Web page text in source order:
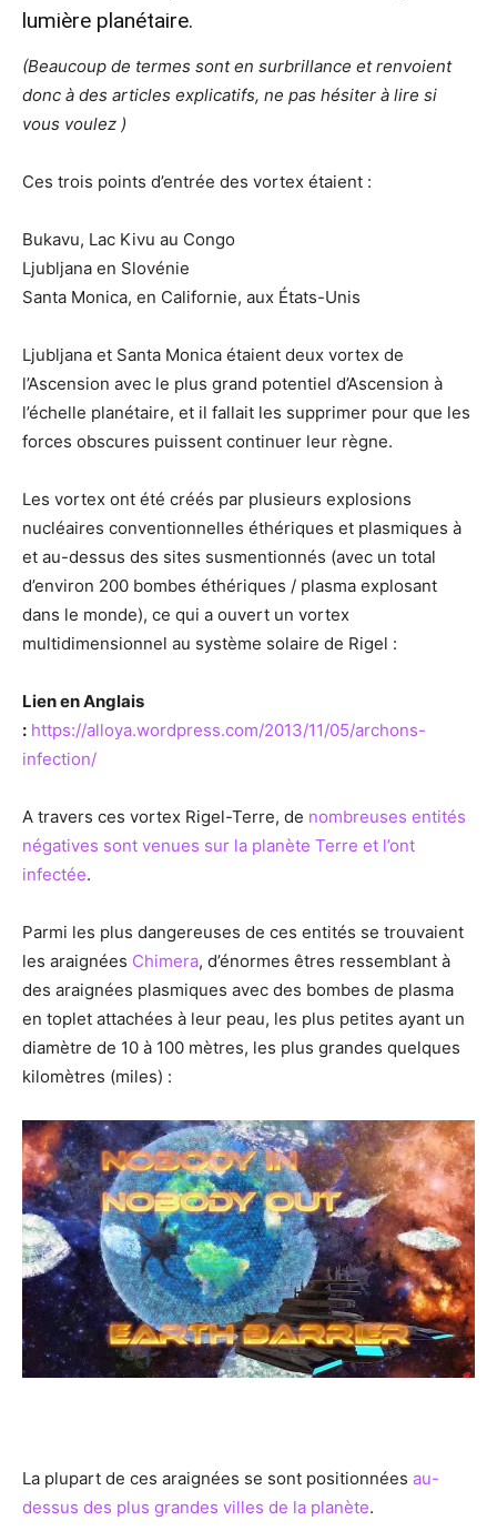
lumière planétaire.
(Beaucoup de termes sont en surbrillance et renvoient
donc à des articles explicatifs, ne pas hésiter à lire si
vous voulez )
Ces trois points d’entrée des vortex étaient :
Bukavu, Lac Kivu au Congo
Ljubljana en Slovénie
Santa Monica, en Californie, aux États-Unis
Ljubljana et Santa Monica étaient deux vortex de
l’Ascension avec le plus grand potentiel d’Ascension à
l’échelle planétaire, et il fallait les supprimer pour que les
forces obscures puissent continuer leur règne.
Les vortex ont été créés par plusieurs explosions
nucléaires conventionnelles éthériques et plasmiques à
et au-dessus des sites susmentionnés (avec un total
d’environ 200 bombes éthériques / plasma explosant
dans le monde), ce qui a ouvert un vortex
multidimensionnel au système solaire de Rigel :
Lien en Anglais
: https://alloya.wordpress.com/2013/11/05/archons-
infection/
A travers ces vortex Rigel-Terre, de nombreuses entités
négatives sont venues sur la planète Terre et l’ont
infectée.
Parmi les plus dangereuses de ces entités se trouvaient
les araignées Chimera, d’énormes êtres ressemblant à
des araignées plasmiques avec des bombes de plasma
en toplet attachées à leur peau, les plus petites ayant un
diamètre de 10 à 100 mètres, les plus grandes quelques
kilomètres (miles) :
La plupart de ces araignées se sont positionnées au-
dessus des plus grandes villes de la planète.